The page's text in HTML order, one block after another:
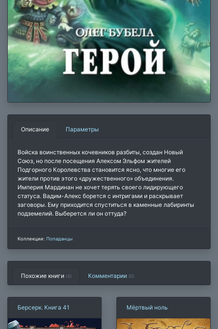
Описание Параметры
Войска воинственных кочевников разбиты, создан Новый
Союз, но после посещения Алексом Эльфом жителей
Подгорного Королевства становится ясно, что многие его
жители против этого «дружественного» объединения.
Империя Мардинан не хочет терять своего лидирующего
статуса. Вадим-Алекс борется с интригами и раскрывает
заговоры. Ему приходится спуститься в каменные лабиринты
подземелий. Выберется ли он оттуда?
Коллекции: Попаданцы
Похожие книги (4) Комментарии (0)
Берсерк. Книга 41 Мёртвый ноль